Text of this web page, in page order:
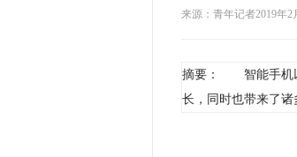
来源：青年记者2019年2
摘要： 智能手机以
长，同时也带来了